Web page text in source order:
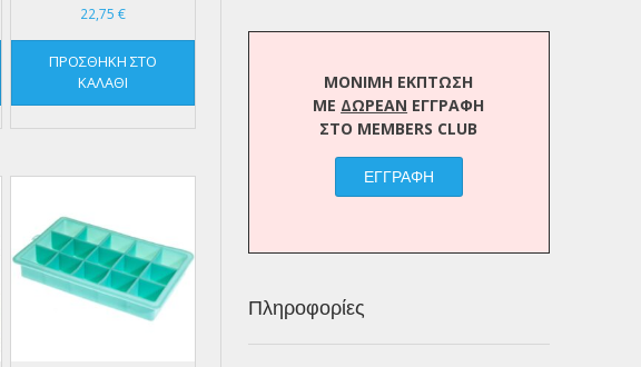
22,75€
ΠΡΟΣΘΉΚΗ ΣΤΟ
ΚΑΛΆΘΙ
ΜΟΝΙΜΗ ΕΚΠΤΩΣΗ
ΜΕ ΔΩΡΕΑΝ ΕΓΓΡΑΦΗ
ΣΤΟ MEMBERS CLUB
ΕΓΓΡΑΦΗ
Πληροφορίες